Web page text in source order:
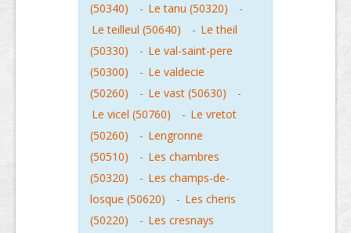
(50340)
- Le tanu (50320)
-
Le teilleul (50640)
- Le theil
(50330)
- Le val-saint-pere
(50300)
- Le valdecie
(50260)
- Le vast (50630)
-
Le vicel (50760)
- Le vretot
(50260)
- Lengronne
(50510)
- Les chambres
(50320)
- Les champs-de-
losque (50620)
- Les cheris
(50220)
- Les cresnays